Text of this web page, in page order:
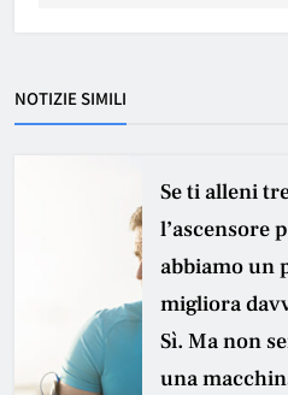
NOTIZIE SIMILI
Se ti alleni
l’ascensore
abbiamo un
migliora
Sì. Ma non
una